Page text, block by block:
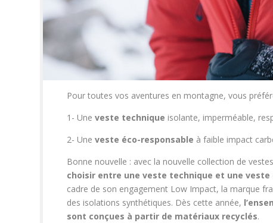
Pour toutes vos aventures en montagne, vous
1- Une veste technique isolante, imperméable,
2- Une veste éco-responsable à faible impact
Bonne nouvelle : avec la nouvelle collection de
choisir entre une veste technique et une veste
cadre de son engagement Low Impact, la marque
des isolations synthétiques. Dès cette année,
sont conçues à partir de matériaux recyclés.